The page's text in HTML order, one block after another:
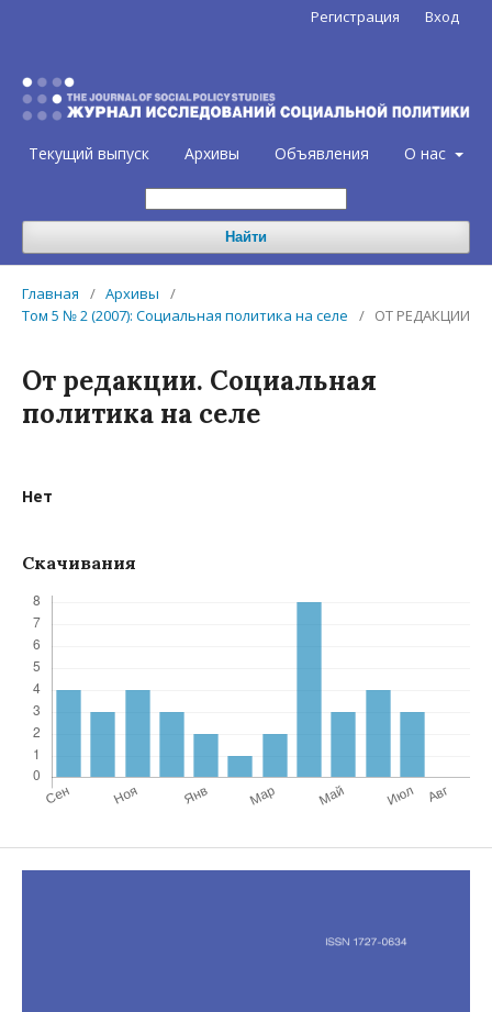
Текущий выпуск Архивы Объявления О нас
Найти
Регистрация Вход
Главная / Архивы
/
Том 5 № 2 (2007): Социальная политика на селе
/ ОТ РЕДАКЦИИ
От редакции. Социальная
политика на селе
Нет
Скачивания